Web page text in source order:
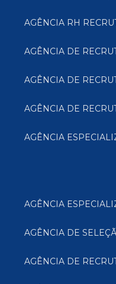
AGÊNCIA RH
AGÊNCIA DE
AGÊNCIA DE
AGÊNCIA DE
AGÊNCIA
AGÊNCIA
AGÊNCIA DE
AGÊNCIA DE